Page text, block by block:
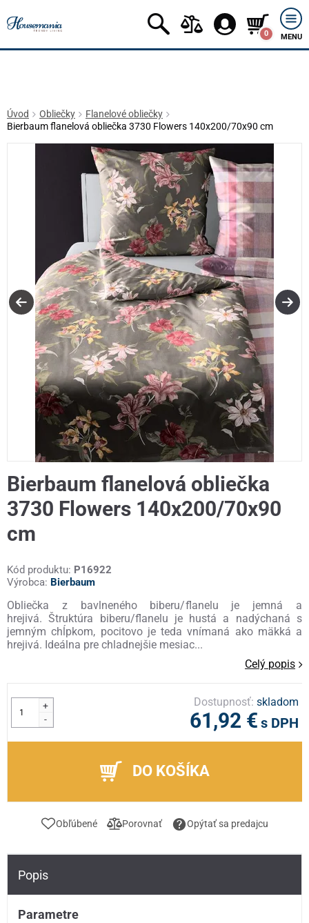
0 MENU
Úvod Obliečky
Flanelové obliečky
Bierbaum flanelová obliečka 3730 Flowers 140x200/70x90 cm
Bierbaum flanelová obliečka
3730 Flowers 140x200/70x90
cm
Kód produktu: P16922
Výrobca: Bierbaum
Obliečka z bavlneného biberu/flanelu je jemná a
hrejivá. Štruktúra biberu/flanelu je hustá a nadýchaná s
jemným chĺpkom, pocitovo je teda vnímaná ako mäkká a
hrejivá. Ideálna pre chladnejšie mesiac...
Celý popis
+
-
Dostupnosť:skladom
61,92 € s DPH
DO KOŠÍKA
Obľúbené Porovnať Opýtať sa predajcu
Popis
Parametre